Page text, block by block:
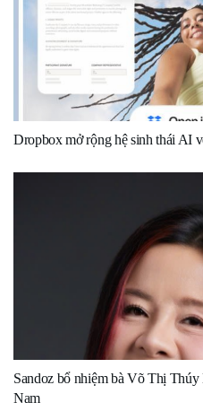
Dropbox mở rộng hệ sinh thái AI
Sandoz bổ nhiệm bà Võ Thị
Nam